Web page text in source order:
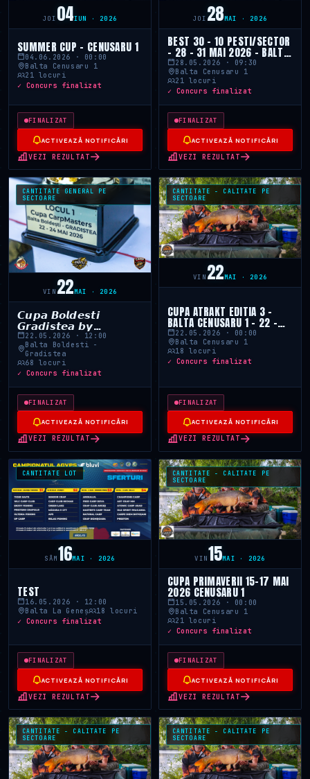
JOI 04IUN · 2026
SUMMER CUP - CENUSARU 1
04.06.2026 · 00:00
Balta Cenusaru 1
21 locuri
✓ Concurs finalizat
FINALIZAT
ACTIVEAZĂ NOTIFICĂRI
VEZI REZULTAT
JOI 28MAI · 2026
BEST 30 - 10 PESTI/SECTOR
- 28 - 31 MAI 2026 - BALTA
CENUSARU 1
28.05.2026 · 09:30
Balta Cenusaru 1
21 locuri
✓ Concurs finalizat
FINALIZAT
ACTIVEAZĂ NOTIFICĂRI
VEZI REZULTAT
VIN 22MAI · 2026
CANTITATE GENERAL PE
SECTOARE
𝘾𝙪𝙥𝙖 𝘽𝙤𝙡𝙙𝙚𝙨𝙩𝙞
𝙂𝙧𝙖𝙙𝙞𝙨𝙩𝙚𝙖 𝙗𝙮
𝘾𝙖𝙧𝙥𝙈𝙖𝙨𝙩𝙚𝙧𝙨
22.05.2026 · 12:00
Balta Boldesti -
Gradistea
68 locuri
✓ Concurs finalizat
FINALIZAT
ACTIVEAZĂ NOTIFICĂRI
VEZI REZULTAT
VIN 22MAI · 2026
CANTITATE - CALITATE PE
SECTOARE
CUPA ATRAKT EDITIA 3 -
BALTA CENUSARU 1 - 22 -
24.05.2026
22.05.2026 · 00:00
Balta Cenusaru 1
18 locuri
✓ Concurs finalizat
FINALIZAT
ACTIVEAZĂ NOTIFICĂRI
VEZI REZULTAT
SÂM16MAI · 2026
CANTITATE LOT
TEST
16.05.2026 · 12:00
Balta La Geneș
18 locuri
✓ Concurs finalizat
FINALIZAT
ACTIVEAZĂ NOTIFICĂRI
VEZI REZULTAT
VIN 15MAI · 2026
CANTITATE - CALITATE PE
SECTOARE
CUPA PRIMAVERII 15-17 MAI
2026 CENUSARU 1
15.05.2026 · 00:00
Balta Cenusaru 1
21 locuri
✓ Concurs finalizat
FINALIZAT
ACTIVEAZĂ NOTIFICĂRI
VEZI REZULTAT
CANTITATE - CALITATE PE
SECTOARE
CANTITATE - CALITATE PE
SECTOARE